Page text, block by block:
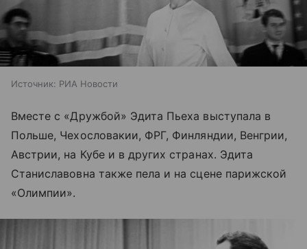
Источник: РИА Новости
Вместе с «Дружбой» Эдита Пьеха выступала в
Польше, Чехословакии, ФРГ, Финляндии, Венгрии,
Австрии, на Кубе и в других странах. Эдита
Станиславовна также пела и на сцене парижской
«Олимпии».